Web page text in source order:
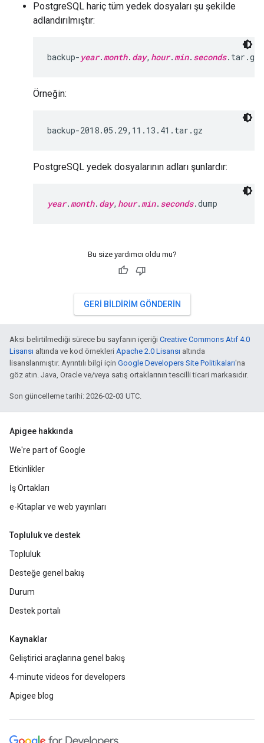
PostgreSQL hariç tüm yedek dosyaları şu şekilde
adlandırılmıştır:
backup- year.month. day, hour.min. seconds.tar.gz
Örneğin:
backup-2018.05.29,11.13.41.tar.gz
PostgreSQL yedek dosyalarının adları şunlardır:
year.month. day, hour.min. seconds.dump
Bu size yardımcı oldu mu?
GERI BILDIRIM GÖNDERIN
Aksi belirtilmediği sürece bu sayfanın içeriği Creative Commons Atıf 4.0
Lisansı altında ve kod örnekleri Apache 2.0 Lisansı altında
lisanslanmıştır. Ayrıntılı bilgi için Google Developers Site Politikaları'na
göz atın. Java, Oracle ve/veya satış ortaklarının tescilli ticari markasıdır.
Son güncelleme tarihi: 2026-02-03 UTC.
Apigee hakkında
We're part of Google
Etkinlikler
İş Ortakları
e-Kitaplar ve web yayınları
Topluluk ve destek
Topluluk
Desteğe genel bakış
Durum
Destek portalı
Kaynaklar
Geliştirici araçlarına genel bakış
4-minute videos for developers
Apigee blog